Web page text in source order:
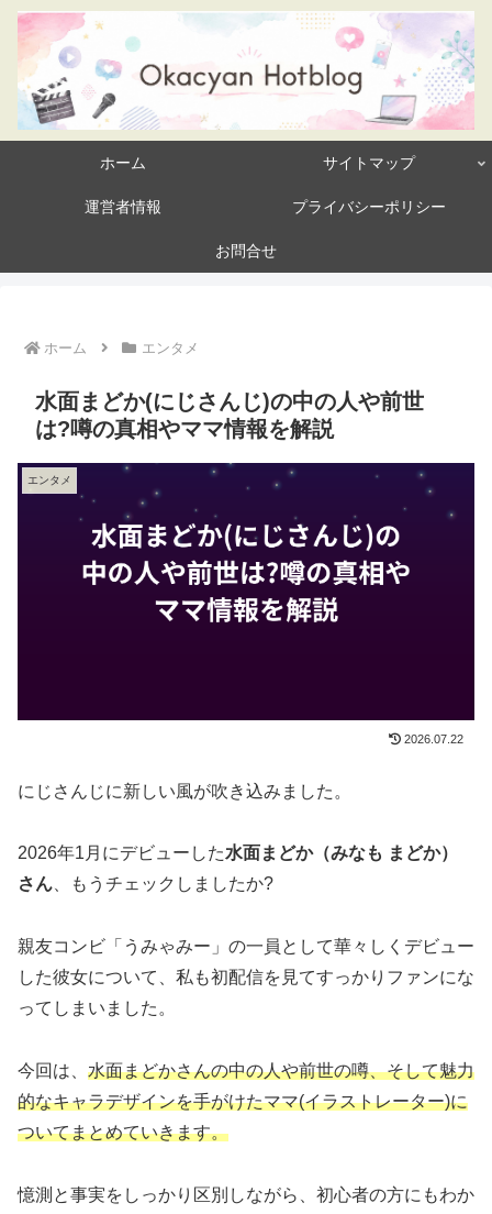
ホーム サイトマップ
運営者情報 プライバシーポリシー
お問合せ
ホーム エンタメ
水面まどか(にじさんじ)の中の人や前世
は?噂の真相やママ情報を解説
エンタメ
2026.07.22
にじさんじに新しい風が吹き込みました。
2026年1月にデビューした水面まどか（みなも まどか）
さん、もうチェックしましたか?
親友コンビ「うみゃみー」の一員として華々しくデビュー
した彼女について、私も初配信を見てすっかりファンにな
ってしまいました。
今回は、 水面まどかさんの中の人や前世の噂、そして魅力
的なキャラデザインを手がけたママ(イラストレーター)に
ついてまとめていきます。
憶測と事実をしっかり区別しながら、初心者の方にもわか